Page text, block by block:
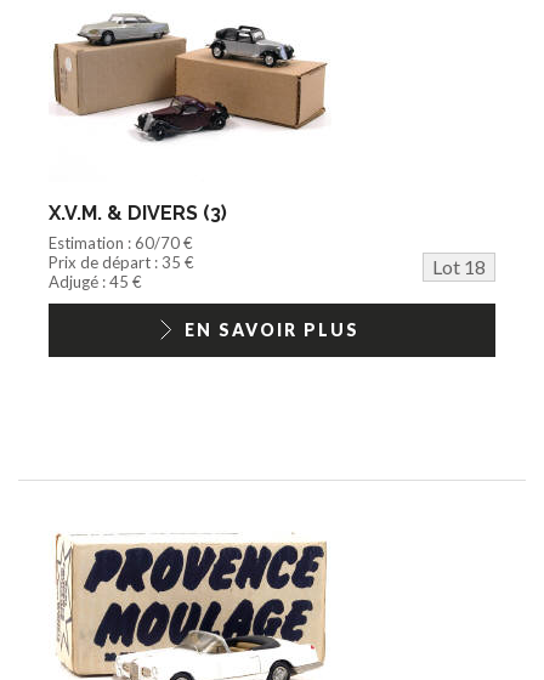
X.V.M. & DIVERS (3)
Estimation : 60/70 €
Prix de départ : 35 €
Lot 18
Adjugé : 45 €
EN SAVOIR PLUS